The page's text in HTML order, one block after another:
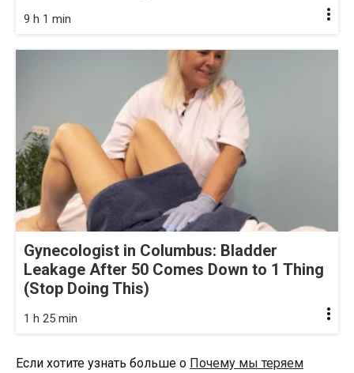
9 h 1 min
Gynecologist in Columbus: Bladder
Leakage After 50 Comes Down to 1 Thing
(Stop Doing This)
1 h 25 min
Если хотите узнать больше о Почему мы теряем